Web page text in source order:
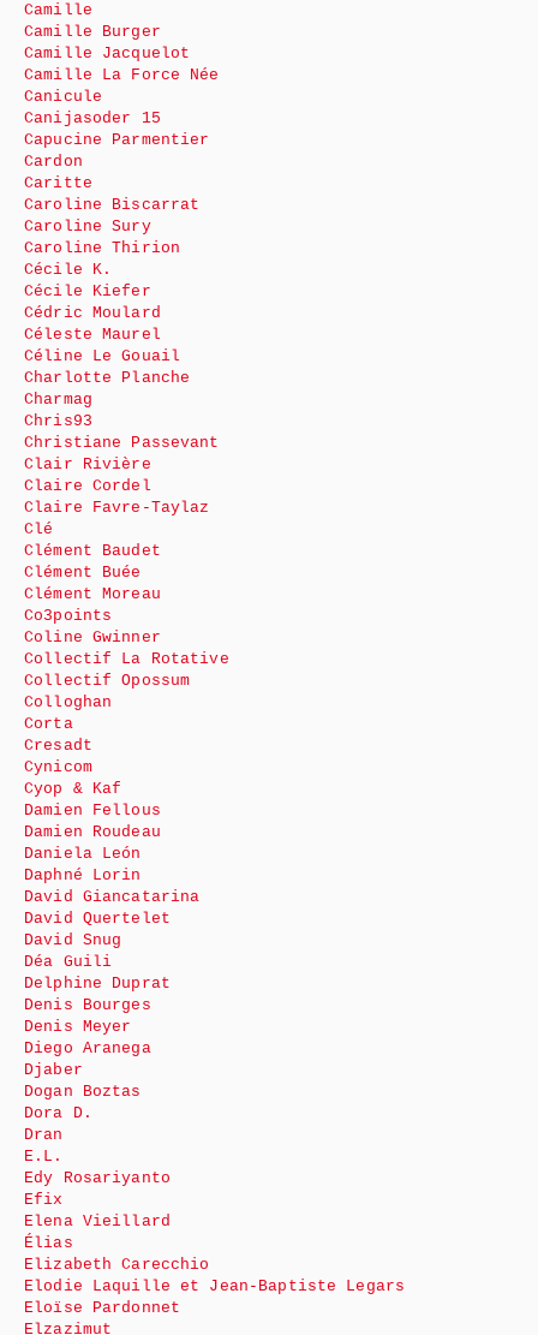
Camille
Camille Burger
Camille Jacquelot
Camille La Force Née
Canicule
Canijasoder 15
Capucine Parmentier
Cardon
Caritte
Caroline Biscarrat
Caroline Sury
Caroline Thirion
Cécile K.
Cécile Kiefer
Cédric Moulard
Céleste Maurel
Céline Le Gouail
Charlotte Planche
Charmag
Chris93
Christiane Passevant
Clair Rivière
Claire Cordel
Claire Favre-Taylaz
Clé
Clément Baudet
Clément Buée
Clément Moreau
Co3points
Coline Gwinner
Collectif La Rotative
Collectif Opossum
Colloghan
Corta
Cresadt
Cynicom
Cyop & Kaf
Damien Fellous
Damien Roudeau
Daniela León
Daphné Lorin
David Giancatarina
David Quertelet
David Snug
Déa Guili
Delphine Duprat
Denis Bourges
Denis Meyer
Diego Aranega
Djaber
Dogan Boztas
Dora D.
Dran
E.L.
Edy Rosariyanto
Efix
Elena Vieillard
Élias
Elizabeth Carecchio
Elodie Laquille et Jean-Baptiste Legars
Eloïse Pardonnet
Elzazimut